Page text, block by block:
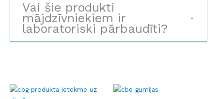
Vai šie produkti
mājdzīvniekiem ir
laboratoriski pārbaudīti?